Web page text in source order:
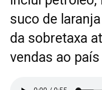
suco de
da sobretaxa
vendas ao país